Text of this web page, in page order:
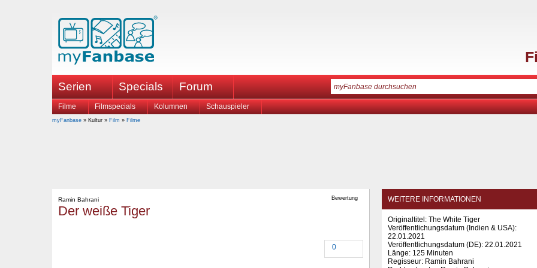
Serien Specials Forum
Filme Filmspecials Kolumnen Schauspieler
myFanbase » Kultur » Film » Filme
Bewertung
Ramin Bahrani
Der weiße Tiger
0
WEITERE INFORMATIONEN
Originaltitel: The White Tiger
Veröffentlichungsdatum (Indien & USA):
22.01.2021
Veröffentlichungsdatum (DE): 22.01.2021
Länge: 125 Minuten
Regisseur: Ramin Bahrani